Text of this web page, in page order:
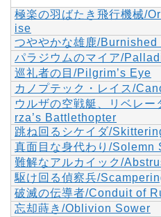
極楽の羽ばたき飛行機械/
ise
つややかな雄鹿/Burnished
パラジウムのマイア/
巡礼者の目/Pilgrim’s Eye
カノプテック・レイス/
ウルザの空戦艇、リベレ
rza’s Battlethopter
跳ね回るシケイダ/
真面目な身代わり/Solemn
難解なアルカイック/
駆け回る偵察兵/
破滅の伝導者/Conduit of
忘却蒔き/Oblivion Sower